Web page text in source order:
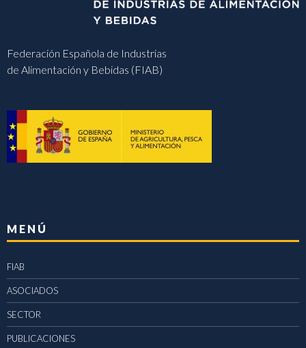
Federación Española de Industrias
de Alimentación y Bebidas (FIAB)
MENÚ
FIAB
ASOCIADOS
SECTOR
PUBLICACIONES